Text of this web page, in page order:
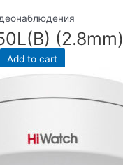
(2.8mm)
Add to cart